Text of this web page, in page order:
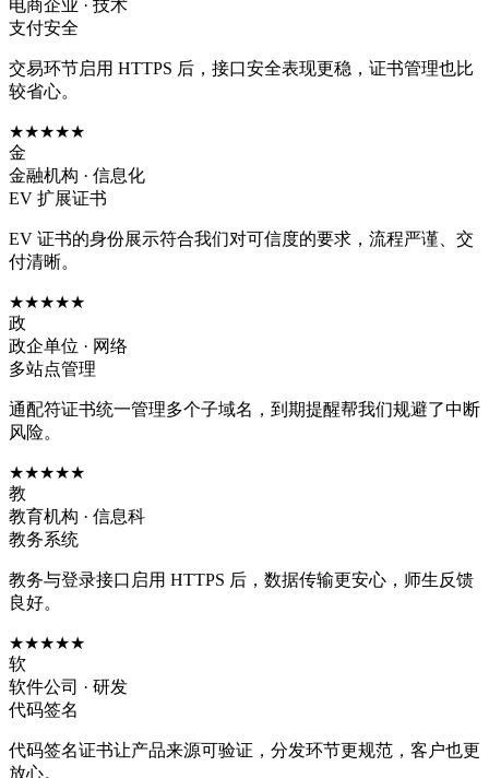
电商企业 · 技术
支付安全
交易环节启用 HTTPS 后，接口安全表现更稳，证书管理也比
较省心。
★★★★★
金
金融机构 · 信息化
EV 扩展证书
EV 证书的身份展示符合我们对可信度的要求，流程严谨、交
付清晰。
★★★★★
政
政企单位 · 网络
多站点管理
通配符证书统一管理多个子域名，到期提醒帮我们规避了中断
风险。
★★★★★
教
教育机构 · 信息科
教务系统
教务与登录接口启用 HTTPS 后，数据传输更安心，师生反馈
良好。
★★★★★
软
软件公司 · 研发
代码签名
代码签名证书让产品来源可验证，分发环节更规范，客户也更
放心。